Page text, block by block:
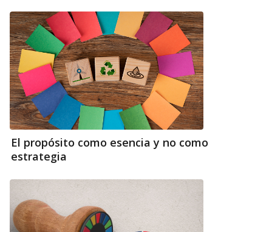
El propósito como esencia y no como
estrategia